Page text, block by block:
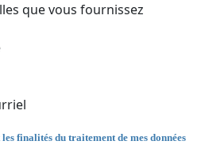
que vous fournissez
finalités du traitement de mes données